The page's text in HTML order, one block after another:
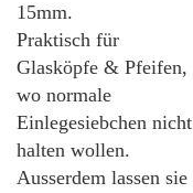
15mm.
Praktisch für
Glasköpfe & Pfeifen,
wo normale
Einlegesiebchen nicht
halten wollen.
Ausserdem lassen sie